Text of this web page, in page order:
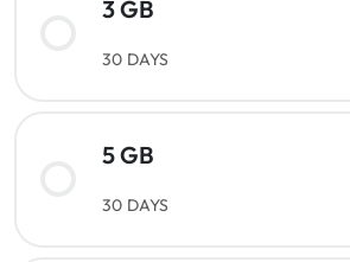
3 GB
30 DAYS
5 GB
30 DAYS